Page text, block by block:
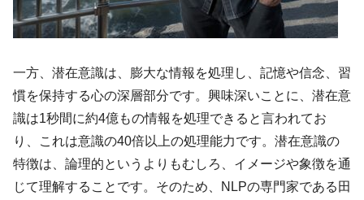
一方、潜在意識は、膨大な情報を処理し、記憶や信念、習
慣を保持する心の深層部分です。興味深いことに、潜在意
識は1秒間に約4億もの情報を処理できると言われてお
り、これは意識の40倍以上の処理能力です。潜在意識の
特徴は、論理的というよりもむしろ、イメージや象徴を通
じて理解することです。そのため、NLPの専門家である田